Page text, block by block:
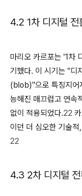
4.2 1차 디지털 전
마리오 카르포는 '1차
기했다. 이 시기는 "
(blob)"으로 특징지어
능해진 매끄럽고 연속
없이 적용되었다.22
이던 더 심오한 기술
22
4.3 2차 디지털